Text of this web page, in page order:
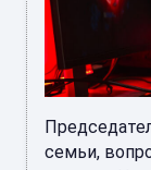
семьи,